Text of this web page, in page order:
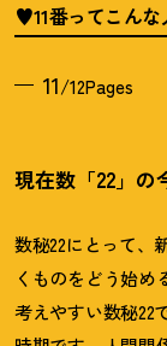
♥11番ってこんな
11/12Pages
現在数「22」の
数秘22にとって、
くものをどう始め
考えやすい数秘22